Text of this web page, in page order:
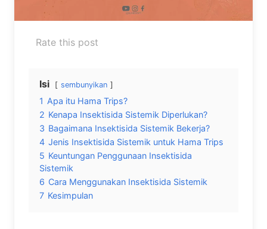
Rate this post
Isi sembunyikan
1 Apa itu Hama Trips?
2 Kenapa Insektisida Sistemik Diperlukan?
3 Bagaimana Insektisida Sistemik Bekerja?
4 Jenis Insektisida Sistemik untuk Hama Trips
5 Keuntungan Penggunaan Insektisida
Sistemik
6 Cara Menggunakan Insektisida Sistemik
7 Kesimpulan